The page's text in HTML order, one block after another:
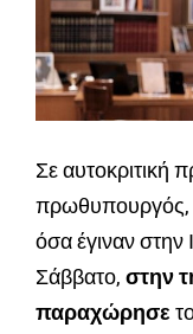
Σε αυτοκριτική
πρωθυπουργός,
όσα έγιναν στην
Σάββατο, στην
παραχώρησε